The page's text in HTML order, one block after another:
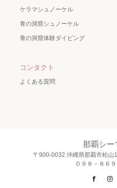
ケラマシュノーケル
青の洞窟シュノーケル
青の洞窟体験ダイビング
コンタクト
よくある質問
那覇シー
〒900-0032 沖縄県那覇市松山
０９８－８６